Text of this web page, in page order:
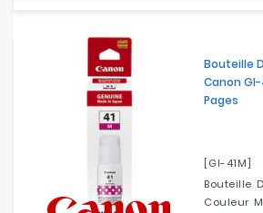
Bouteille
Canon
Pages
[GI-41M]
Bouteille
Couleur